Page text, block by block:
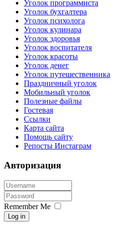
Уголок программиста
Уголок бухгалтера
Уголок психолога
Уголок кулинара
Уголок здоровья
Уголок воспитателя
Уголок красоты
Уголок денег
Уголок путешественника
Праздничный уголок
Мобильный уголок
Полезные файлы
Гостевая
Ссылки
Карта сайта
Помощь сайту
Репосты Инстаграм
Авторизация
Remember Me
Log in